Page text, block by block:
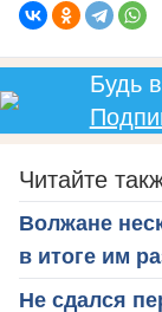
Будь
Читайте
Волжане
в итоге им
Не сдался